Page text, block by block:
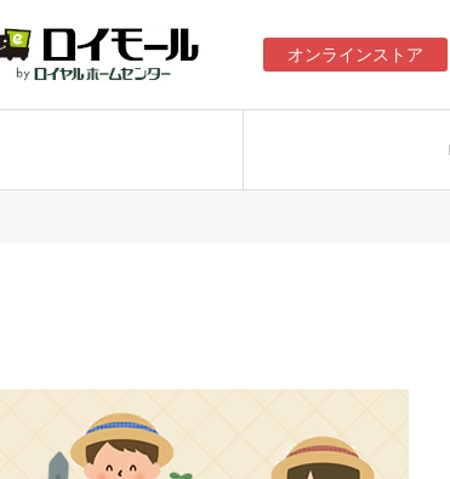
オンラインストア